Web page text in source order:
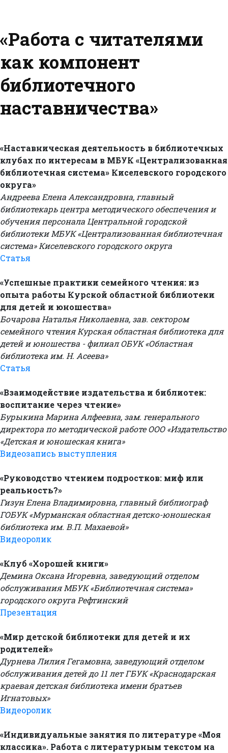
«Работа с читателями
как компонент
библиотечного
наставничества»
«Наставническая деятельность в библиотечных
клубах по интересам в МБУК «Централизованная
библиотечная система» Киселевского городского
округа»
Андреева Елена Александровна, главный
библиотекарь центра методического обеспечения и
обучения персонала Центральной городской
библиотеки МБУК «Централизованная библиотечная
система» Киселевского городского округа
Статья
«Успешные практики семейного чтения: из
опыта работы Курской областной библиотеки
для детей и юношества»
Бочарова Наталья Николаевна, зав. сектором
семейного чтения Курская областная библиотека для
детей и юношества - филиал ОБУК «Областная
библиотека им. Н. Асеева»
Статья
«Взаимодействие издательства и библиотек:
воспитание через чтение»
Бурыкина Марина Алфеевна, зам. генерального
директора по методической работе ООО «Издательство
«Детская и юношеская книга»
Видеозапись выступления
«Руководство чтением подростков: миф или
реальность?»
Гизун Елена Владимировна, главный библиограф
ГОБУК «Мурманская областная детско-юношеская
библиотека им. В.П. Махаевой»
Видеоролик
«Клуб «Хорошей книги»
Демина Оксана Игоревна, заведующий отделом
обслуживания МБУК «Библиотечная система»
городского округа Рефтинский
Презентация
«Мир детской библиотеки для детей и их
родителей»
Дурнева Лилия Гегамовна, заведующий отделом
обслуживания детей до 11 лет ГБУК «Краснодарская
краевая детская библиотека имени братьев
Игнатовых»
Видеоролик
«Индивидуальные занятия по литературе «Моя
классика». Работа с литературным текстом на